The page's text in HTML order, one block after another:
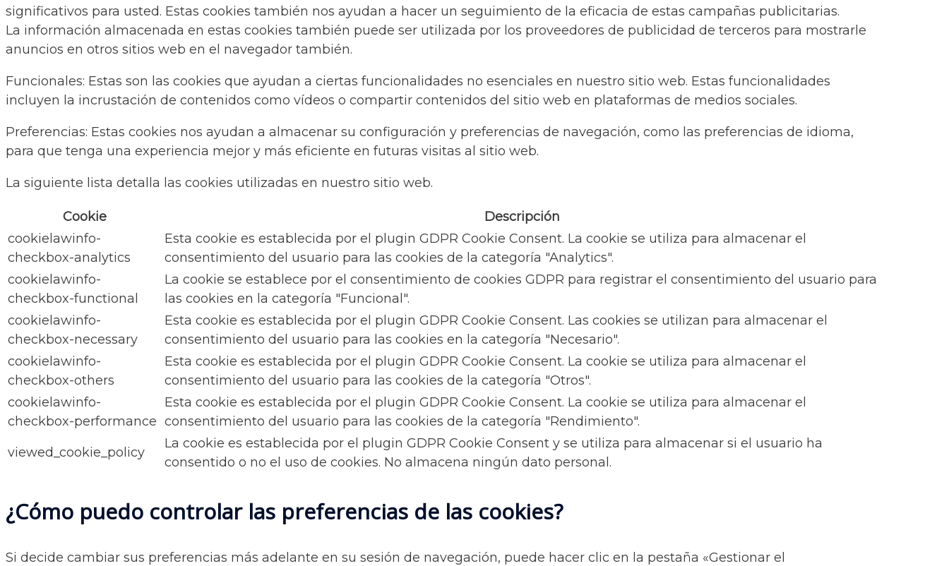
significativos para usted. Estas cookies también nos ayudan a hacer un seguimiento de la eficacia de estas campañas publicitarias.
La información almacenada en estas cookies también puede ser utilizada por los proveedores de publicidad de terceros para mostrarle
anuncios en otros sitios web en el navegador también.
Funcionales: Estas son las cookies que ayudan a ciertas funcionalidades no esenciales en nuestro sitio web. Estas funcionalidades
incluyen la incrustación de contenidos como vídeos o compartir contenidos del sitio web en plataformas de medios sociales.
Preferencias: Estas cookies nos ayudan a almacenar su configuración y preferencias de navegación, como las preferencias de idioma,
para que tenga una experiencia mejor y más eficiente en futuras visitas al sitio web.
La siguiente lista detalla las cookies utilizadas en nuestro sitio web.
Cookie
Descripción
cookielawinfo-
checkbox-analytics
Esta cookie es establecida por el plugin GDPR Cookie Consent. La cookie se utiliza para almacenar el
consentimiento del usuario para las cookies de la categoría "Analytics".
cookielawinfo-
checkbox-functional
La cookie se establece por el consentimiento de cookies GDPR para registrar el consentimiento del usuario para
las cookies en la categoría "Funcional".
cookielawinfo-
checkbox-necessary
Esta cookie es establecida por el plugin GDPR Cookie Consent. Las cookies se utilizan para almacenar el
consentimiento del usuario para las cookies en la categoría "Necesario".
cookielawinfo-
checkbox-others
Esta cookie es establecida por el plugin GDPR Cookie Consent. La cookie se utiliza para almacenar el
consentimiento del usuario para las cookies de la categoría "Otros".
cookielawinfo-
checkbox-performance
Esta cookie es establecida por el plugin GDPR Cookie Consent. La cookie se utiliza para almacenar el
consentimiento del usuario para las cookies de la categoría "Rendimiento".
viewed_cookie_policy
La cookie es establecida por el plugin GDPR Cookie Consent y se utiliza para almacenar si el usuario ha
consentido o no el uso de cookies. No almacena ningún dato personal.
¿Cómo puedo controlar las preferencias de las cookies?
Si decide cambiar sus preferencias más adelante en su sesión de navegación, puede hacer clic en la pestaña «Gestionar el